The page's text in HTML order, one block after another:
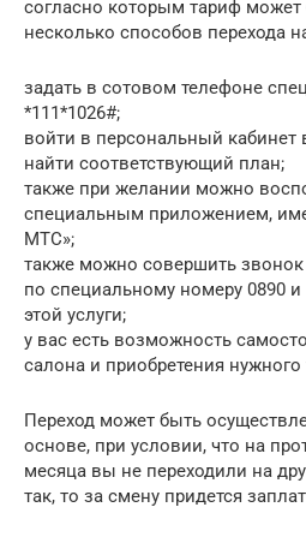
согласно которым тариф
несколько способов перехода
задать в сотовом телефоне
*111*1026#;
войти в персональный кабинет
найти соответствующий план;
также при желании можно
специальным приложением,
МТС»;
также можно совершить
по специальному номеру 0890
этой услуги;
у вас есть возможность
салона и приобретения нужного
Переход может быть
основе, при условии, что на
месяца вы не переходили на
так, то за смену придется